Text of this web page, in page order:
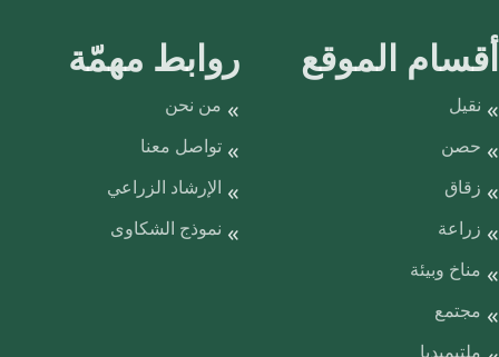
أقسام الموقع
نقيل
حصن
زقاق
زراعة
مناخ وبيئة
مجتمع
ملتيميديا
روابط مهمّة
من نحن
تواصل معنا
الإرشاد الزراعي
نموذج الشكاوى